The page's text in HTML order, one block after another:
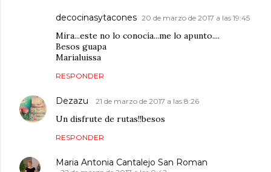
decocinasytacones 20 de marzo de 2017 a las 19:45
Mira...este no lo conocía...me lo apunto....
Besos guapa
Marialuissa
RESPONDER
Dezazu 21 de marzo de 2017 a las 8:26
Un disfrute de rutas!!besos
RESPONDER
Maria Antonia Cantalejo San Roman